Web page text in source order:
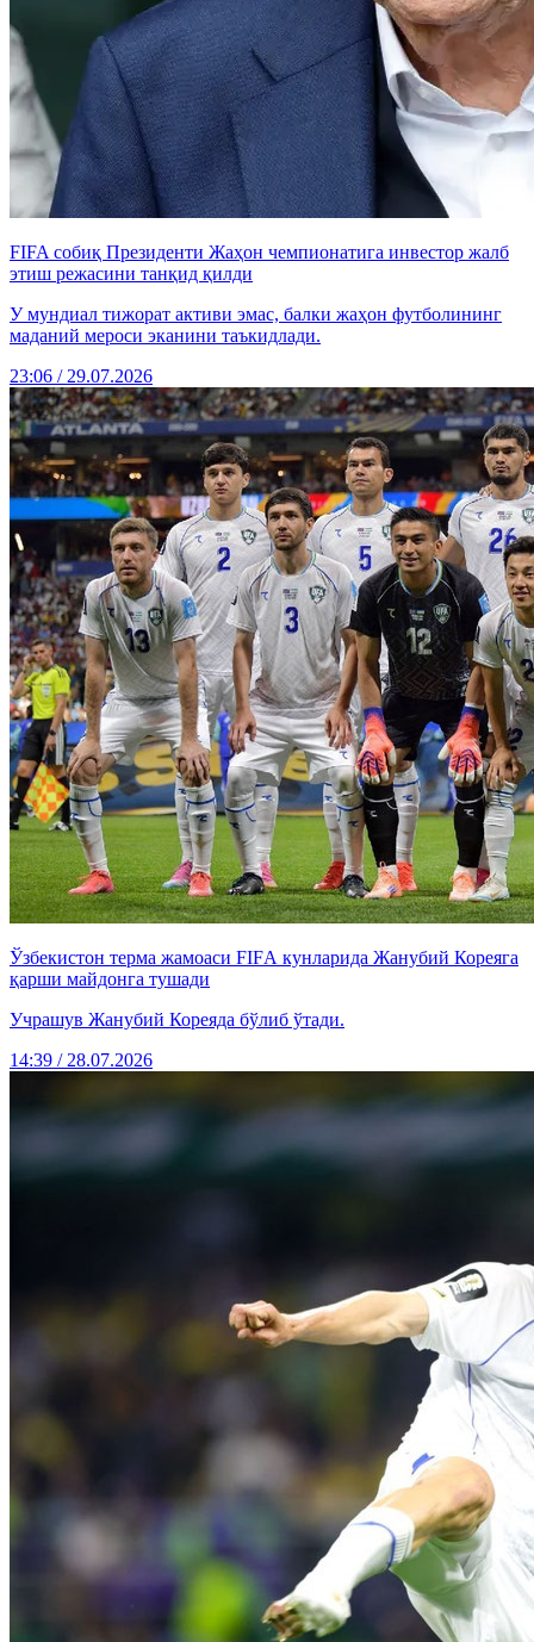
FIFA собиқ Президенти Жаҳон чемпионатига инвестор жалб
этиш режасини танқид қилди
У мундиал тижорат активи эмас, балки жаҳон футболининг
маданий мероси эканини таъкидлади.
23:06 / 29.07.2026
Ўзбекистон терма жамоаси FIFА кунларида Жанубий Кореяга
қарши майдонга тушади
Учрашув Жанубий Кореяда бўлиб ўтади.
14:39 / 28.07.2026